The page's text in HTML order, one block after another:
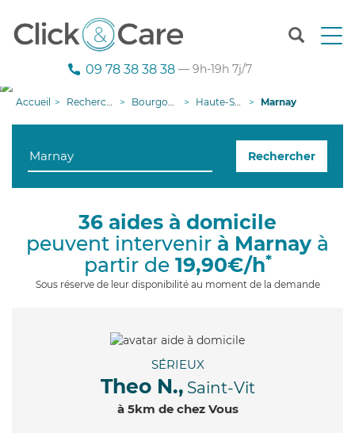
T
n
g
09 78 38 38 38 — 9h-19h 7j/7
Accueil Recherche aide à domicile Bourgogne-Franche-Comté Haute-Saône Marnay
Rechercher
36 aides à domicile
peuvent intervenir à Marnay à
partir de 19,90€/h*
Sous réserve de leur disponibilité au moment de la demande
SÉRIEUX
Theo N., Saint-Vit
à 5km de chez Vous